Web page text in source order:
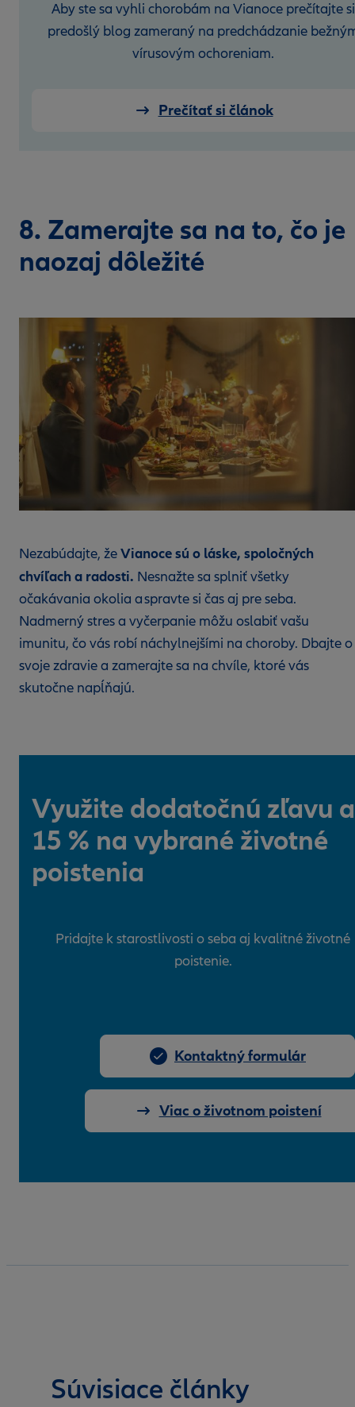
Aby ste sa vyhli chorobám na Vianoce prečítajte si
predošlý blog zameraný na predchádzanie
vírusovým ochoreniam.
Prečítať si článok
8. Zamerajte sa na to, čo je
naozaj dôležité
Nezabúdajte, žeVianoce sú o láske, spoločných
chvíľach a radosti. Nesnažte sa splniť všetky
očakávania okolia a spravte si čas aj pre seba.
Nadmerný stres a vyčerpanie môžu oslabiť vašu
imunitu, čo vás robí náchylnejšími na choroby. Dbajte o
svoje zdravie a zamerajte sa na chvíle, ktoré vás
skutočne napĺňajú.
Využite dodatočnú zľavu
15 % na vybrané životné
poistenia
Pridajte k starostlivosti o seba aj kvalitné životné
poistenie.
Kontaktný formulár
Viac o životnom poistení
Súvisiace články